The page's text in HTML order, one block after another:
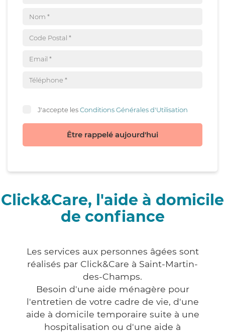
J'accepte lesConditions Générales d'Utilisation
Être rappelé aujourd'hui
Click&Care, l'aide à domicile
de confiance
Les services aux personnes âgées sont
réalisés par Click&Care à Saint-Martin-
des-Champs.
Besoin d'une aide ménagère pour
l'entretien de votre cadre de vie, d'une
aide à domicile temporaire suite à une
hospitalisation ou d'une aide à